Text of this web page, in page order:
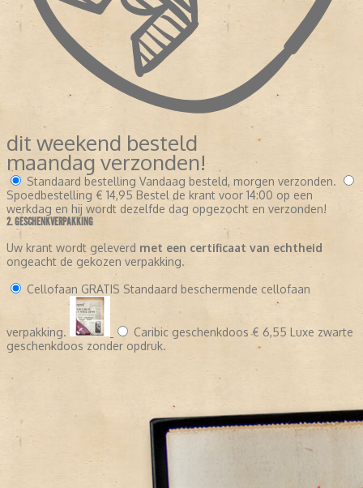
dit weekend besteld
maandag verzonden!
Standaard bestelling Vandaag besteld, morgen verzonden.
Spoedbestelling € 14,95 Bestel de krant voor 14:00 op een
werkdag en hij wordt dezelfde dag opgezocht en verzonden!
2. GESCHENKVERPAKKING
Uw krant wordt geleverd met een certificaat van echtheid
ongeacht de gekozen verpakking.
Cellofaan GRATIS Standaard beschermende cellofaan
verpakking. Caribic geschenkdoos € 6,55 Luxe zwarte
geschenkdoos zonder opdruk.